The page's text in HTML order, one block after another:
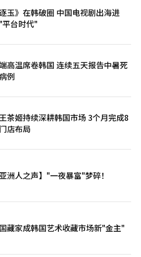
定钢铁、石油化工、炼油、水泥和半导体
色转型战略，力争到2030年新车电动车
共部门和营运车辆电气化。同时，扩大对
色转型金融的支持。脱塑料循环经济也将
年，PET饮料瓶再生原料使用的强制
立稀土和废电池等关键矿物的循环利用体
因素的应对也将加强。气候部将建立基于
和化学安全网，并推进高浓度臭氧管理和
。金部长表示：“我们正面临人工智能革
。”他强调：“通过提供清洁和稳定的电
目的成功，并通过绿色转型和循环经济克
国民安心的环境。”※ 本报道经人工智
。
逐玉》在韩破圈 中国电视剧出海进
平台时代"
高温席卷韩国 连续五天报告中暑死
例
茶姬持续深耕韩国市场 3个月完成8
店布局
亚洲人之声】"一夜暴富"梦碎！
藏家成韩国艺术收藏市场新"金主"